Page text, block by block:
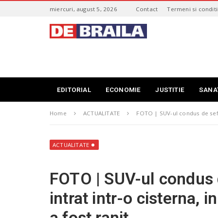
c
miercuri, august 5, 2026 Contact Termeni si conditii
t
B
r
a
i
l
EDITORIAL ECONOMIE JUSTITIE
Home ACTUALITATE FOTO | SUV-ul condus de
ACTUALITATE
FOTO | SUV-ul
intrat intr-o cisterna,